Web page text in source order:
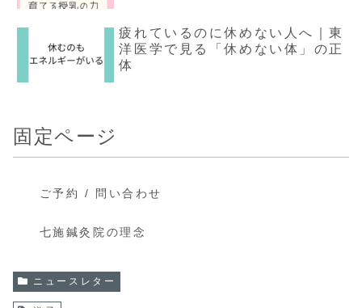
疲れているのに休めない人へ｜東
洋医学で見る「休めない体」の正
体
固定ページ
ご予約 / 問い合わせ
七施鍼灸院の理念
ニュースレター